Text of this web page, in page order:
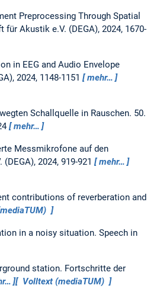
Preprocessing Through Spatial
Akustik e.V. (DEGA), 2024, 1670-
in EEG and Audio Envelope
2024, 1148-1151
mehr…
Schallquelle in Rauschen. 50.
mehr…
Messmikrofone auf den
2024, 919-921
mehr…
contributions of reverberation and
in a noisy situation. Speech in
station. Fortschritte der
Volltext (mediaTUM)